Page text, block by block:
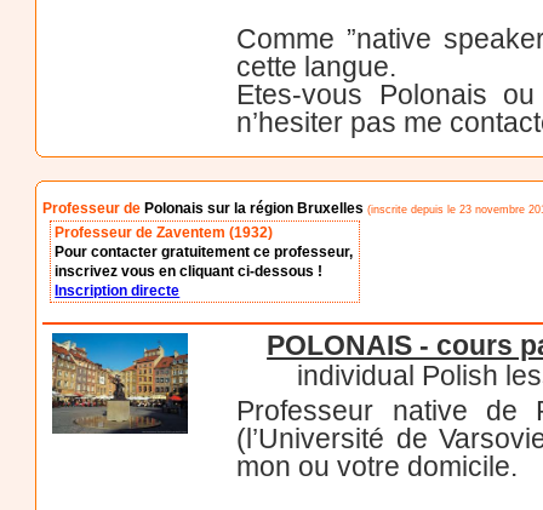
Comme ”native
cette langue.
Etes-vous Polonais
n’hesiter pas me
Professeur de Polonais sur la région Bruxelles (inscrite depuis le 23 novembre
Professeur de Zaventem (1932)
Pour contacter gratuitement ce professeur,
inscrivez vous en cliquant ci-dessous !
Inscription directe
POLONAIS - cours
individual Polish
Professeur native de
(l’Université de
mon ou votre domicile.